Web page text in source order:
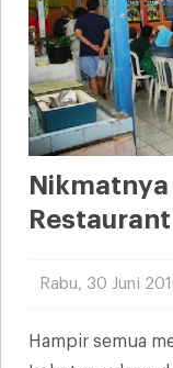
Rabu, 30 Juni
Hampir semua